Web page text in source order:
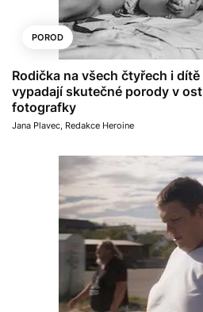
POROD
Rodička na všech čtyřech i
vypadají skutečné porody v
fotografky
Jana Plavec, Redakce Heroine